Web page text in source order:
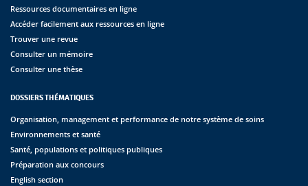
Ressources documentaires en ligne
Accéder facilement aux ressources en ligne
Trouver une revue
Consulter un mémoire
Consulter une thèse
DOSSIERS THÉMATIQUES
Organisation, management et performance de notre système de soins
Environnements et santé
Santé, populations et politiques publiques
Préparation aux concours
English section